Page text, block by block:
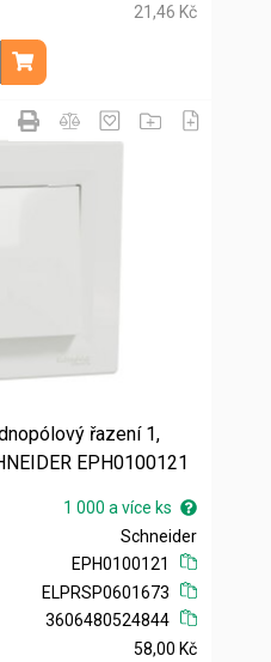
21,46 Kč
ks
Přidat do košíku
řazení 1,
EPH0100121
1 000 a více ks
Schneider
EPH0100121
ELPRSP0601673
3606480524844
58,00 Kč